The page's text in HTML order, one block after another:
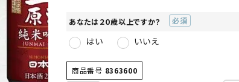
あなたは２０歳以上ですか？
はい いいえ
商品番号 8363600